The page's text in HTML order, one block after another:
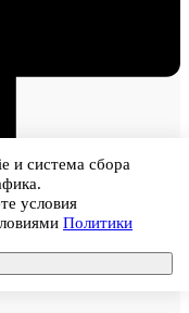
и система сбора
условия
Политики